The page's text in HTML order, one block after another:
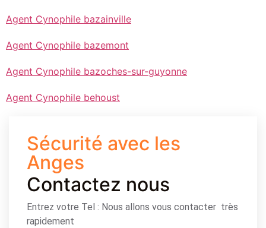
Agent Cynophile bazainville
Agent Cynophile bazemont
Agent Cynophile bazoches-sur-guyonne
Agent Cynophile behoust
Sécurité avec les
Anges
Contactez nous
Entrez votre Tel : Nous allons vous contacter très
rapidement